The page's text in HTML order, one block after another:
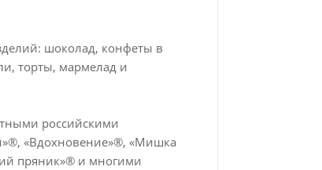
шоколад, конфеты в
торты, мармелад и
российскими
«Вдохновение»®, «Мишка
пряник»® и многими